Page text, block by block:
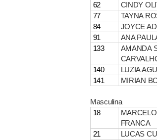
62
CINDY
77
TAYNA
84
JOYCE
91
ANA
133
AMANDA
140 LUZIA
141
MIRIAN
Masculina
18
FRANCA
21 LUCAS